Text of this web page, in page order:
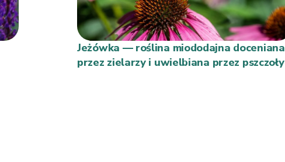
Jeżówka — roślina miododajna doceniana
przez zielarzy i uwielbiana przez pszczoły